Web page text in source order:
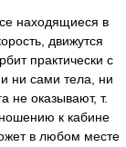
находящиеся в
движутся
практически с
ни сами тела, ни
не оказывают, т.
к кабине
в любом месте